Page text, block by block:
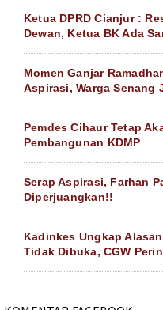
Ketua DPRD Cianjur :
Dewan, Ketua BK Ada
Momen Ganjar
Aspirasi, Warga Senang
Pemdes Cihaur Tetap
Pembangunan KDMP
Serap Aspirasi, Farhan
Diperjuangkan!!
Kadinkes Ungkap
Tidak Dibuka, CGW